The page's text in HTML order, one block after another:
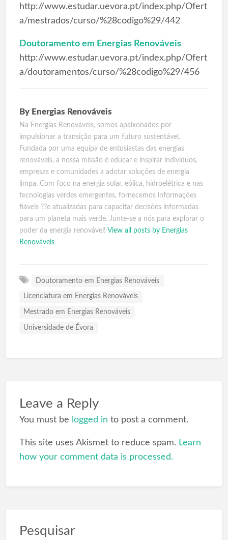
http://www.estudar.uevora.pt/index.php/Ofert
a/mestrados/curso/%28codigo%29/442
Doutoramento em Energias Renováveis
http://www.estudar.uevora.pt/index.php/Ofert
a/doutoramentos/curso/%28codigo%29/456
By Energias Renováveis
Na Energias Renováveis, somos apaixonados por
impulsionar a transição para um futuro sustentável.
Fundada por uma equipa de entusiastas das energias
renováveis, a nossa missão é educar e inspirar indivíduos,
empresas e comunidades a adotar soluções de energia
limpa. Com foco na energia solar, eólica, hidroelétrica e nas
tecnologias verdes emergentes, fornecemos informações
fiáveis ??e atualizadas para capacitar decisões informadas
para um planeta mais verde. Junte-se a nós para explorar o
poder da energia renovável! View all posts by Energias
Renováveis
Doutoramento em Energias Renováveis
Licenciatura em Energias Renováveis
Mestrado em Energias Renováveis
Universidade de Évora
Leave a Reply
You must be logged in to post a comment.
This site uses Akismet to reduce spam. Learn
how your comment data is processed.
Pesquisar